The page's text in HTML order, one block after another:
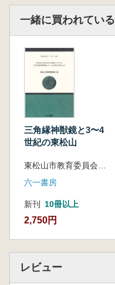
の試行錯誤の成果
縄文社会を支える
石棒に対する関心
時代には武器・武
して祀られている
があった。大正時
性を象徴するよう
の主張があった。
れども、全国規模
でには至らなかっ
程、出土状況、石
っている使用痕な
の基本的な手続き
た。本書は、石棒
てきた研究史に終
一緒に買われてい
三角縁神獣鏡と3〜4
世紀の東松山
東松山市教育委員会 編
六一書房
新刊 10冊以上
2,750円
レビュー